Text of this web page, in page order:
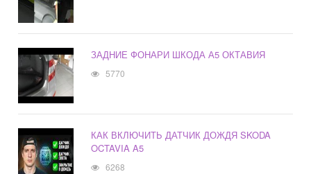
ЗАДНИЕ ФОНАРИ ШКОДА А5 ОКТАВИЯ
5770
КАК ВКЛЮЧИТЬ ДАТЧИК ДОЖДЯ SKODA
OCTAVIA A5
6268